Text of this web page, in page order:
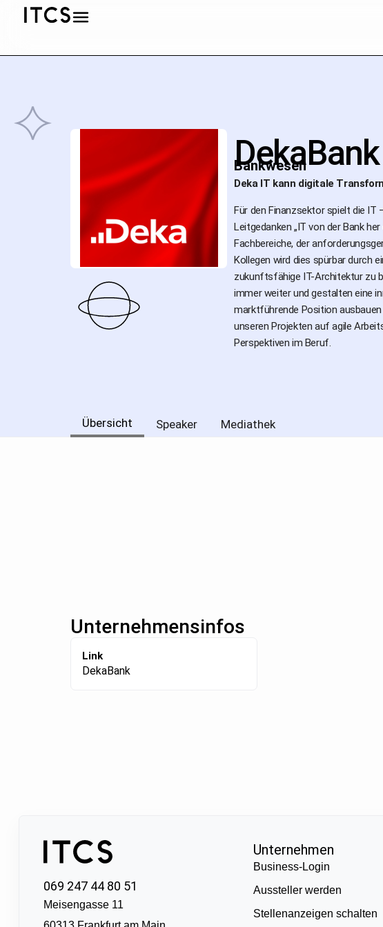
DekaBank
Bankwesen
Deka IT kann digitale
Für den Finanzsektor spielt die IT
Leitgedanken „IT von der Bank
Fachbereiche, der
Kollegen wird dies spürbar durch
zukunftsfähige IT-Architektur zu
immer weiter und gestalten eine
marktführende Position
unseren Projekten auf agile
Perspektiven im Beruf.
Übersicht Speaker Mediathek
Unternehmensinfos
Link
DekaBank
069 247 44 80 51
Meisengasse 11
Unternehmen
Business-Login
Aussteller werden
Stellenanzeigen schalten